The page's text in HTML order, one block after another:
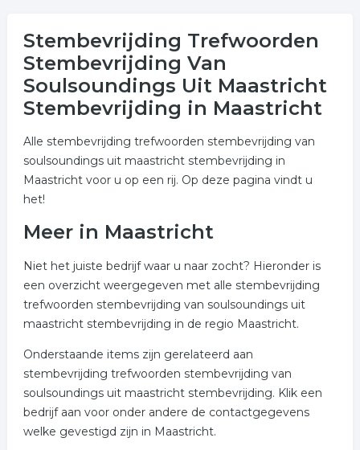
Stembevrijding Trefwoorden
Stembevrijding Van
Soulsoundings Uit Maastricht
Stembevrijding in Maastricht
Alle stembevrijding trefwoorden stembevrijding van
soulsoundings uit maastricht stembevrijding in
Maastricht voor u op een rij. Op deze pagina vindt u
het!
Meer in Maastricht
Niet het juiste bedrijf waar u naar zocht? Hieronder is
een overzicht weergegeven met alle stembevrijding
trefwoorden stembevrijding van soulsoundings uit
maastricht stembevrijding in de regio Maastricht.
Onderstaande items zijn gerelateerd aan
stembevrijding trefwoorden stembevrijding van
soulsoundings uit maastricht stembevrijding. Klik een
bedrijf aan voor onder andere de contactgegevens
welke gevestigd zijn in Maastricht.